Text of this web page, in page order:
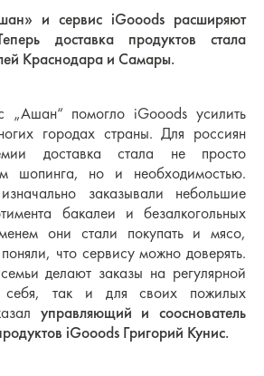
и сервис iGooods расширяют
доставка продуктов стала
Краснодара и Самары.
„Ашан“ помогло iGooods усилить
городах страны. Для россиян
доставка стала не просто
шопинга, но и необходимостью.
заказывали небольшие
бакалеи и безалкогольных
они стали покупать и мясо,
что сервису можно доверять.
делают заказы на регулярной
так и для своих пожилых
управляющий и сооснователь
iGooods Григорий Кунис.